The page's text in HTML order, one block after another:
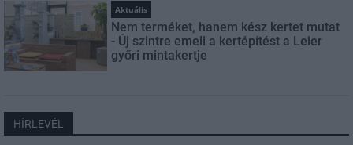
Aktuális
Nem terméket, hanem kész kertet mutat
- Új szintre emeli a kertépítést a Leier
győri mintakertje
HÍRLEVÉL